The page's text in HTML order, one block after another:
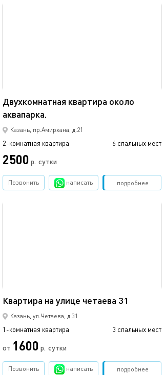
Двухкомнатная квартира около
аквапарка.
Казань, пр.Амирхана, д.21
2-комнатная квартира 6 спальных мест
2500 р. сутки
подробнее
Позвонить написать Забронировать
Квартира на улице четаева 31
Казань, ул.Четаева, д.31
1-комнатная квартира 3 спальных мест
от 1600 р. сутки
подробнее
Позвонить написать Забронировать